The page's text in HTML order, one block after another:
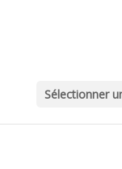
Sélectionner